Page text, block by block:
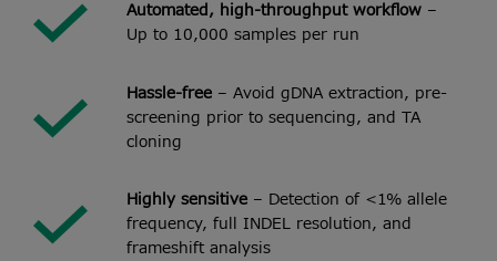
Automated, high-throughput workflow –
Up to 10,000 samples per run​
Hassle-free – Avoid gDNA extraction, pre-
screening prior to sequencing, and TA
cloning​
Highly sensitive – Detection of <1% allele
frequency, full INDEL resolution, and
frameshift analysis